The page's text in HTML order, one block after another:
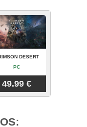
DESERT
PC
49.99 €